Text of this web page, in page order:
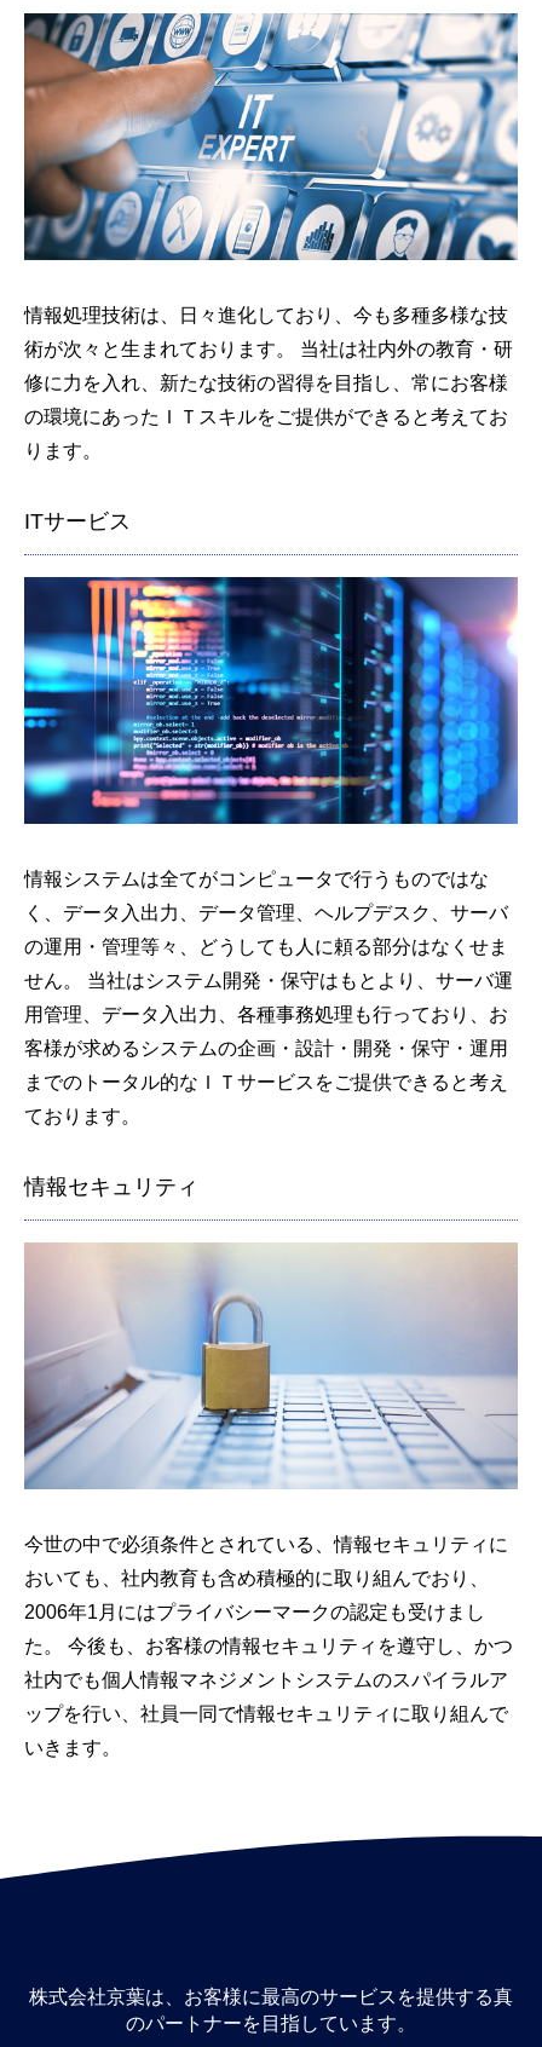
情報処理技術は、日々進化しており、今も多種多様な技
術が次々と生まれております。 当社は社内外の教育・研
修に力を入れ、新たな技術の習得を目指し、常にお客様
の環境にあったＩＴスキルをご提供ができると考えてお
ります。
ITサービス
情報システムは全てがコンピュータで行うものではな
く、データ入出力、データ管理、ヘルプデスク、サーバ
の運用・管理等々、どうしても人に頼る部分はなくせま
せん。 当社はシステム開発・保守はもとより、サーバ運
用管理、データ入出力、各種事務処理も行っており、お
客様が求めるシステムの企画・設計・開発・保守・運用
までのトータル的なＩＴサービスをご提供できると考え
ております。
情報セキュリティ
今世の中で必須条件とされている、情報セキュリティに
おいても、社内教育も含め積極的に取り組んでおり、
2006年1月にはプライバシーマークの認定も受けまし
た。 今後も、お客様の情報セキュリティを遵守し、かつ
社内でも個人情報マネジメントシステムのスパイラルア
ップを行い、社員一同で情報セキュリティに取り組んで
いきます。
株式会社京葉は、お客様に最高のサービスを提供する真
のパートナーを目指しています。